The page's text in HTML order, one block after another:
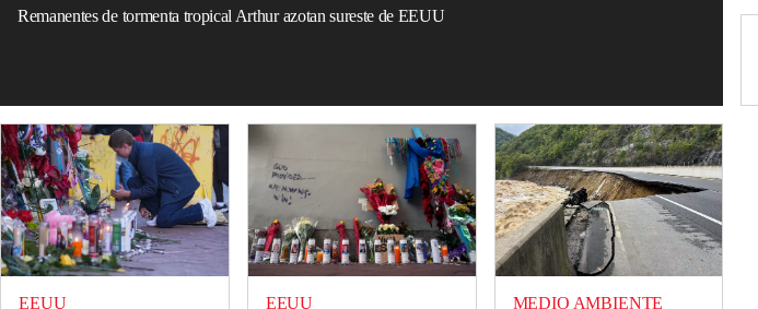
Remanentes de tormenta tropical Arthur azotan sureste de EEUU
EEUU
EEUU
MEDIO AMBIENTE